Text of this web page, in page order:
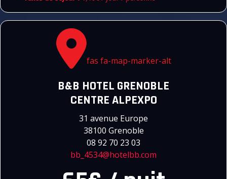
fas fa-map-marker-alt
B&B HOTEL GRENOBLE
CENTRE ALPEXPO
31 avenue Europe
38100 Grenoble
08 92 70 23 03
bb_4534@hotelbb.com